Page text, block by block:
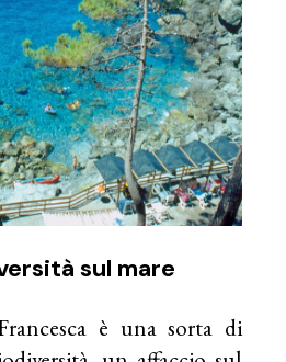
sul mare
è una sorta di